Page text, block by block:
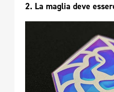
2. La maglia deve